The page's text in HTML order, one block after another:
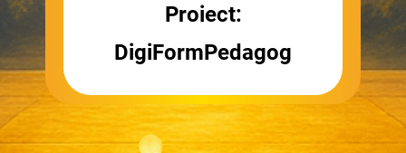
Proiect:
DigiFormPedagog